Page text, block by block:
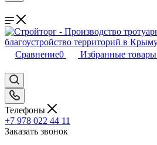
Сравнение0 Избранные товары
Телефоны
+7 978 022 44 11
Заказать звонок